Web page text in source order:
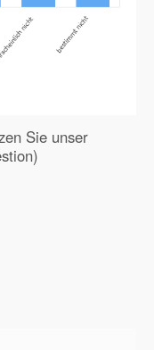
Sie unser